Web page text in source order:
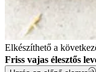
Elkészíthető a
Friss vajas élesztős